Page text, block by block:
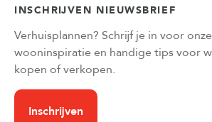
INSCHRIJVEN NIEUWSBRIEF
Verhuisplannen? Schrijf je in voor
wooninspiratie en handige tips voor
kopen of verkopen.
Inschrijven